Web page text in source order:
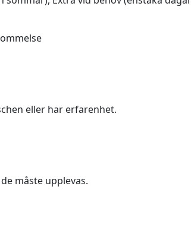
eller har erfarenhet.
måste upplevas.